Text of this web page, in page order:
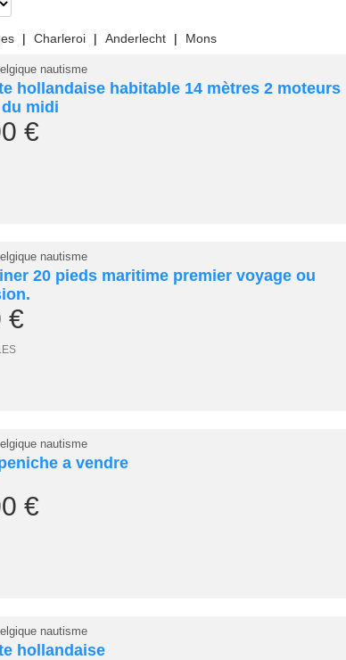
| Charleroi | Anderlecht | Mons
hollandaise habitable 14 mètres 2 moteurs
midi
nautisme
€
20 pieds maritime premier voyage ou
nautisme
€
a vendre
nautisme
€
hollandaise
nautisme